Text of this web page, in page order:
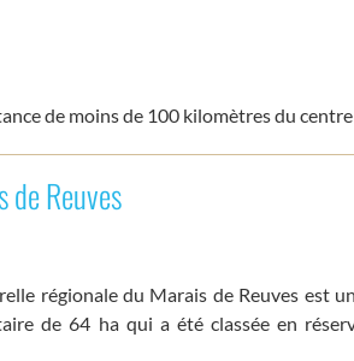
de moins de 100 kilomètres du
de Reuves
régionale du Marais de Reuves est
de 64 ha qui a été classée en